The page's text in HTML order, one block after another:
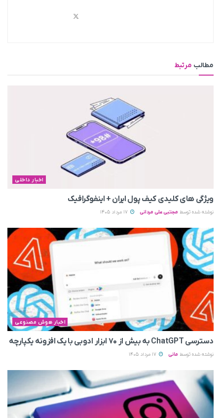
مطالبمرتبط
اخبار داخلی
ویژگی های کلیدی کیف پول ایران + اینفوگرافیک
نوشته شده توسط مجتبی علی مردانی 17 مرداد 1405
اخبار هوش مصنوعی
دسترسی ChatGPT به بیش از ۷۰ ابزار ادوبی با یک افزونه یکپارچه
نوشته شده توسط مانی 17 مرداد 1405